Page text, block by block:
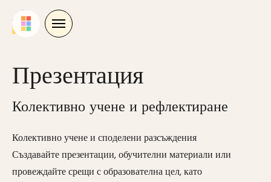
Презентация
Колективно учене и рефлектиране
Колективно учене и споделени разсъждения
Създавайте презентации, обучителни материали или
провеждайте срещи с образователна цел, като